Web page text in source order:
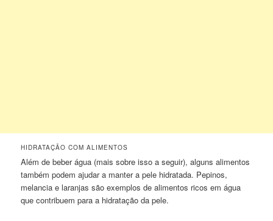
HIDRATAÇÃO COM ALIMENTOS
Além de beber água (mais sobre isso a seguir), alguns alimentos
também podem ajudar a manter a pele hidratada. Pepinos,
melancia e laranjas são exemplos de alimentos ricos em água
que contribuem para a hidratação da pele.